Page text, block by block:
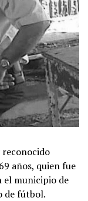
reconocido
años, quien fue
municipio de
de fútbol.